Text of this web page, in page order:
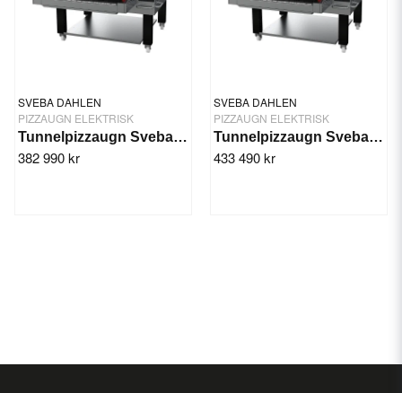
SVEBA DAHLEN
PIZZAUGN ELEKTRISK
Tunnelpizzaugn Sveba Dahlen TP31
382 990 kr
SVEBA DAHLEN
PIZZAUGN ELEKTRISK
Tunnelpizzaugn Sveba Dahlen TP32
433 490 kr